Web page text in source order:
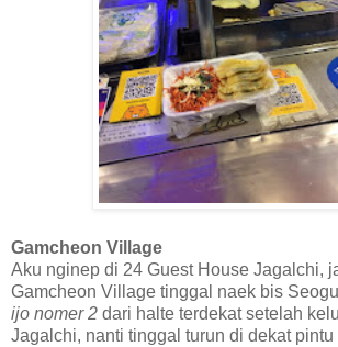
Gamcheon Village
Aku nginep di 24 Guest House Jagalchi,
Gamcheon Village tinggal naek bis
ijo nomer 2 dari halte terdekat setelah
Jagalchi, nanti tinggal turun di dekat